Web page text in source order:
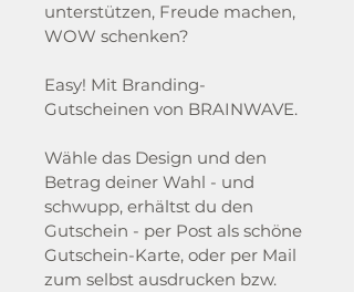
unterstützen, Freude machen,
WOW schenken?
Easy! Mit Branding-
Gutscheinen von BRAINWAVE.
Wähle das Design und den
Betrag deiner Wahl - und
schwupp, erhältst du den
Gutschein - per Post als schöne
Gutschein-Karte, oder per Mail
zum selbst ausdrucken bzw.